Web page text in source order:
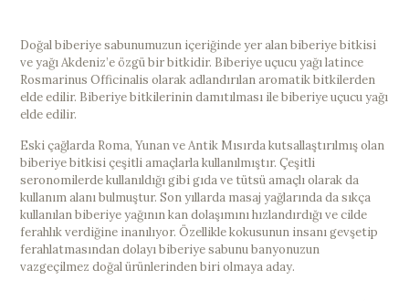
Doğal biberiye sabunumuzun içeriğinde yer alan biberiye bitkisi
ve yağı Akdeniz’e özgü bir bitkidir. Biberiye uçucu yağı latince
Rosmarinus Officinalis olarak adlandırılan aromatik bitkilerden
elde edilir. Biberiye bitkilerinin damıtılması ile biberiye uçucu yağı
elde edilir.
Eski çağlarda Roma, Yunan ve Antik Mısırda kutsallaştırılmış olan
biberiye bitkisi çeşitli amaçlarla kullanılmıştır. Çeşitli
seronomilerde kullanıldığı gibi gıda ve tütsü amaçlı olarak da
kullanım alanı bulmuştur. Son yıllarda masaj yağlarında da sıkça
kullanılan biberiye yağının kan dolaşımını hızlandırdığı ve cilde
ferahlık verdiğine inanılıyor. Özellikle kokusunun insanı gevşetip
ferahlatmasından dolayı biberiye sabunu banyonuzun
vazgeçilmez doğal ürünlerinden biri olmaya aday.